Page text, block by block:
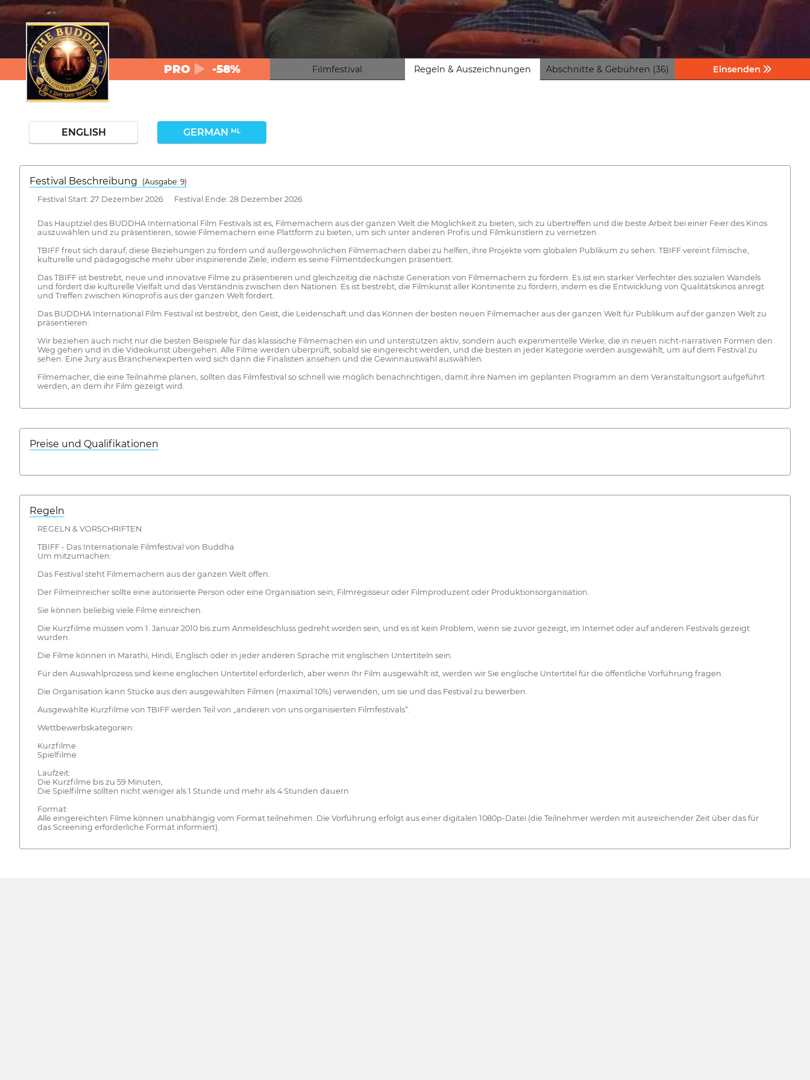
PRO -58% Filmfestival Regeln & Auszeichnungen Abschnitte & Gebühren (36) Einsenden
ENGLISH GERMAN ML
Festival Beschreibung
(Ausgabe: 9)
Festival Start: 27 Dezember 2026 Festival Ende: 28 Dezember 2026
Das Hauptziel des BUDDHA International Film Festivals ist es, Filmemachern aus der ganzen Welt die Möglichkeit zu bieten, sich zu übertreffen und die beste Arbeit bei einer Feier des Kinos
auszuwählen und zu präsentieren, sowie Filmemachern eine Plattform zu bieten, um sich unter anderen Profis und Filmkünstlern zu vernetzen .
TBIFF freut sich darauf, diese Beziehungen zu fördern und außergewöhnlichen Filmemachern dabei zu helfen, ihre Projekte vom globalen Publikum zu sehen. TBIFF vereint filmische,
kulturelle und pädagogische mehr über inspirierende Ziele, indem es seine Filmentdeckungen präsentiert.
Das TBIFF ist bestrebt, neue und innovative Filme zu präsentieren und gleichzeitig die nächste Generation von Filmemachern zu fördern. Es ist ein starker Verfechter des sozialen Wandels
und fördert die kulturelle Vielfalt und das Verständnis zwischen den Nationen. Es ist bestrebt, die Filmkunst aller Kontinente zu fördern, indem es die Entwicklung von Qualitätskinos anregt
und Treffen zwischen Kinoprofis aus der ganzen Welt fördert.
Das BUDDHA International Film Festival ist bestrebt, den Geist, die Leidenschaft und das Können der besten neuen Filmemacher aus der ganzen Welt für Publikum auf der ganzen Welt zu
präsentieren.
Wir beziehen auch nicht nur die besten Beispiele für das klassische Filmemachen ein und unterstützen aktiv, sondern auch experimentelle Werke, die in neuen nicht-narrativen Formen den
Weg gehen und in die Videokunst übergehen. Alle Filme werden überprüft, sobald sie eingereicht werden, und die besten in jeder Kategorie werden ausgewählt, um auf dem Festival zu
sehen. Eine Jury aus Branchenexperten wird sich dann die Finalisten ansehen und die Gewinnauswahl auswählen.
Filmemacher, die eine Teilnahme planen, sollten das Filmfestival so schnell wie möglich benachrichtigen, damit ihre Namen im geplanten Programm an dem Veranstaltungsort aufgeführt
werden, an dem ihr Film gezeigt wird.
Preise und Qualifikationen
Regeln
REGELN & VORSCHRIFTEN
TBIFF - Das Internationale Filmfestival von Buddha
Um mitzumachen:
Das Festival steht Filmemachern aus der ganzen Welt offen.
Der Filmeinreicher sollte eine autorisierte Person oder eine Organisation sein; Filmregisseur oder Filmproduzent oder Produktionsorganisation.
Sie können beliebig viele Filme einreichen.
Die Kurzfilme müssen vom 1. Januar 2010 bis zum Anmeldeschluss gedreht worden sein, und es ist kein Problem, wenn sie zuvor gezeigt, im Internet oder auf anderen Festivals gezeigt
wurden.
Die Filme können in Marathi, Hindi, Englisch oder in jeder anderen Sprache mit englischen Untertiteln sein.
Für den Auswahlprozess sind keine englischen Untertitel erforderlich, aber wenn Ihr Film ausgewählt ist, werden wir Sie englische Untertitel für die öffentliche Vorführung fragen.
Die Organisation kann Stücke aus den ausgewählten Filmen (maximal 10%) verwenden, um sie und das Festival zu bewerben.
Ausgewählte Kurzfilme von TBIFF werden Teil von „anderen von uns organisierten Filmfestivals“.
Wettbewerbskategorien:
Kurzfilme
Spielfilme
Laufzeit:
Die Kurzfilme bis zu 59 Minuten,
Die Spielfilme sollten nicht weniger als 1 Stunde und mehr als 4 Stunden dauern
Format:
Alle eingereichten Filme können unabhängig vom Format teilnehmen. Die Vorführung erfolgt aus einer digitalen 1080p-Datei (die Teilnehmer werden mit ausreichender Zeit über das für
das Screening erforderliche Format informiert).